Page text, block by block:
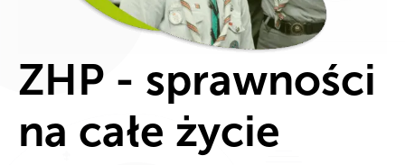
ZHP - sprawności
na całe życie